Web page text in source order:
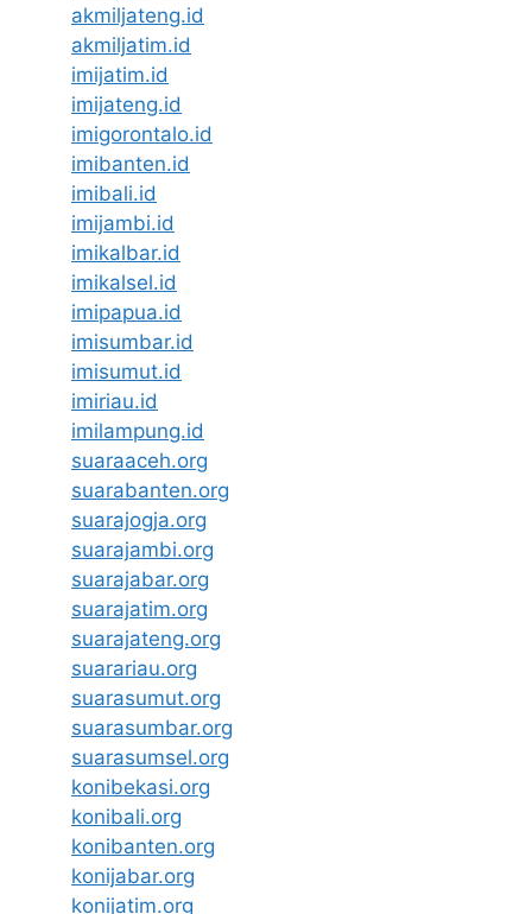
akmiljateng.id
akmiljatim.id
imijatim.id
imijateng.id
imigorontalo.id
imibanten.id
imibali.id
imijambi.id
imikalbar.id
imikalsel.id
imipapua.id
imisumbar.id
imisumut.id
imiriau.id
imilampung.id
suaraaceh.org
suarabanten.org
suarajogja.org
suarajambi.org
suarajabar.org
suarajatim.org
suarajateng.org
suarariau.org
suarasumut.org
suarasumbar.org
suarasumsel.org
konibekasi.org
konibali.org
konibanten.org
konijabar.org
konijatim.org